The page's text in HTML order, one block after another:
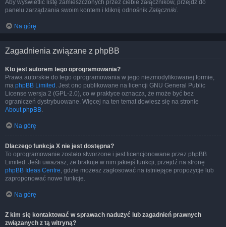
Aby wyświetlić listę zamieszczonych przez ciebie załączników, przejdź do
panelu zarządzania swoim kontem i kliknij odnośnik Załączniki.
Na górę
Zagadnienia związane z phpBB
Kto jest autorem tego oprogramowania?
Prawa autorskie do tego oprogramowania w jego niezmodyfikowanej formie,
ma phpBB Limited . Jest ono publikowane na licencji GNU General Public
License wersja 2 (GPL-2.0), co w praktyce oznacza, że może być bez
ograniczeń dystrybuowane. Więcej na ten temat dowiesz się na stronie
About phpBB.
Na górę
Dlaczego funkcja X nie jest dostępna?
To oprogramowanie zostało stworzone i jest licencjonowane przez phpBB
Limited. Jeśli uważasz, że brakuje w nim jakiejś funkcji, przejdź na stronę
phpBB Ideas Centre, gdzie możesz zagłosować na istniejące propozycje lub
zaproponować nowe funkcje.
Na górę
Z kim się kontaktować w sprawach nadużyć lub zagadnień prawnych
związanych z tą witryną?